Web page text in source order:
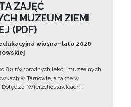
ZAJĘĆ
MUZEUM ZIEMI
(PDF)
wiosna–lato 2026
80 różnorodnych lekcji muzealnych
w Tarnowie, a także w
Wierzchosławicach i